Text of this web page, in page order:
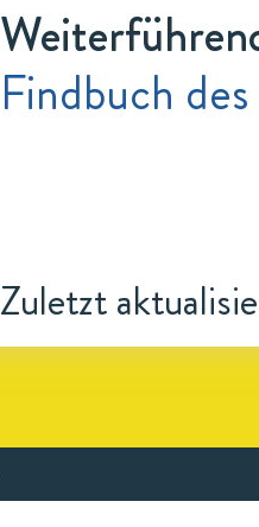
Findbuch
Zuletzt